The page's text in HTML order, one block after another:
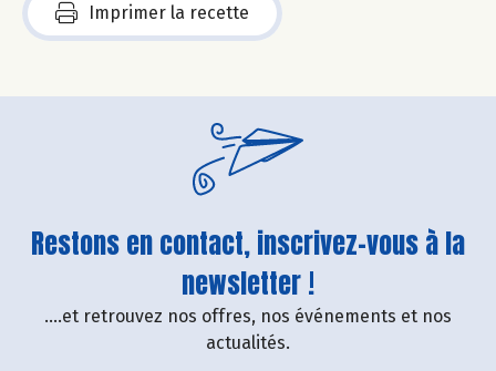
Imprimer la recette
Restons en contact, inscrivez-vous à la
newsletter !
....et retrouvez nos offres, nos événements et nos
actualités.